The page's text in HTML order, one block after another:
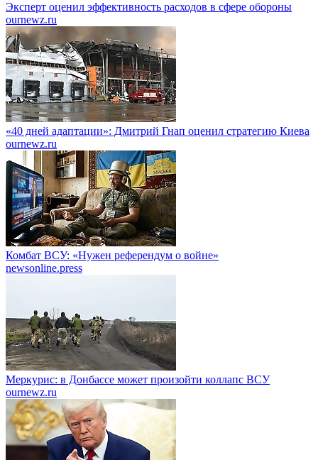
Эксперт оценил эффективность расходов в сфере обороны
ournewz.ru
«40 дней адаптации»: Дмитрий Гнап оценил стратегию Киева
ournewz.ru
Комбат ВСУ: «Нужен референдум о войне»
newsonline.press
Меркурис: в Донбассе может произойти коллапс ВСУ
ournewz.ru